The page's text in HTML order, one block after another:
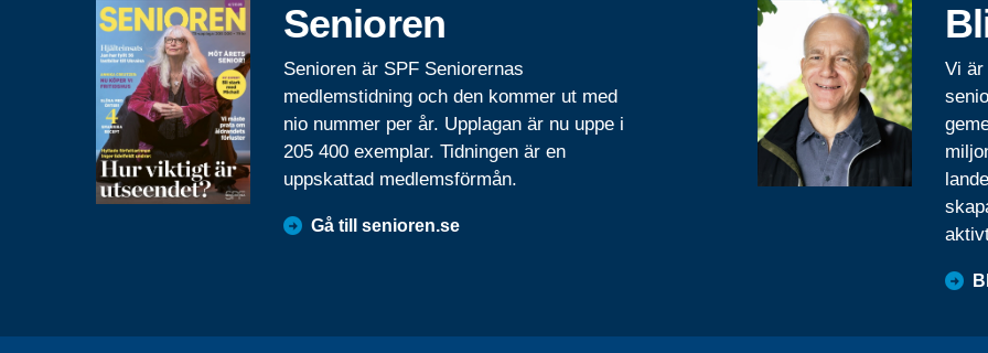
Senioren
Senioren är SPF Seniorernas
medlemstidning och den kommer ut med
nio nummer per år. Upplagan är nu uppe i
205 400 exemplar. Tidningen är en
uppskattad medlemsförmån.
Gå till senioren.se
Vi är